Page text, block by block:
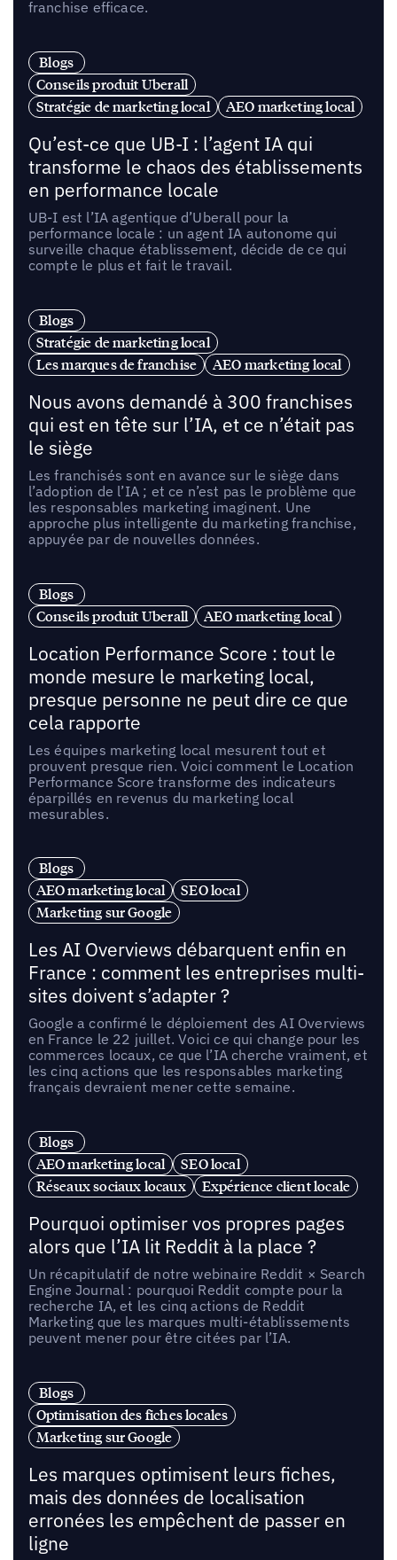
franchise efficace.
Blogs
Conseils produit Uberall
Stratégie de marketing local
AEO marketing local
Qu’est-ce que UB-I : l’agent IA qui
transforme le chaos des établissements
en performance locale
UB-I est l’IA agentique d’Uberall pour la
performance locale : un agent IA autonome qui
surveille chaque établissement, décide de ce qui
compte le plus et fait le travail.
Blogs
Stratégie de marketing local
Les marques de franchise
AEO marketing local
Nous avons demandé à 300 franchises
qui est en tête sur l’IA, et ce n’était pas
le siège
Les franchisés sont en avance sur le siège dans
l’adoption de l’IA ; et ce n’est pas le problème que
les responsables marketing imaginent. Une
approche plus intelligente du marketing franchise,
appuyée par de nouvelles données.
Blogs
Conseils produit Uberall
AEO marketing local
Location Performance Score : tout le
monde mesure le marketing local,
presque personne ne peut dire ce que
cela rapporte
Les équipes marketing local mesurent tout et
prouvent presque rien. Voici comment le Location
Performance Score transforme des indicateurs
éparpillés en revenus du marketing local
mesurables.
Blogs
AEO marketing local
SEO local
Marketing sur Google
Les AI Overviews débarquent enfin en
France : comment les entreprises multi-
sites doivent s’adapter ?
Google a confirmé le déploiement des AI Overviews
en France le 22 juillet. Voici ce qui change pour les
commerces locaux, ce que l’IA cherche vraiment, et
les cinq actions que les responsables marketing
français devraient mener cette semaine.
Blogs
AEO marketing local
SEO local
Réseaux sociaux locaux
Expérience client locale
Pourquoi optimiser vos propres pages
alors que l’IA lit Reddit à la place ?
Un récapitulatif de notre webinaire Reddit × Search
Engine Journal : pourquoi Reddit compte pour la
recherche IA, et les cinq actions de Reddit
Marketing que les marques multi-établissements
peuvent mener pour être citées par l’IA.
Blogs
Optimisation des fiches locales
Marketing sur Google
Les marques optimisent leurs fiches,
mais des données de localisation
erronées les empêchent de passer en
ligne